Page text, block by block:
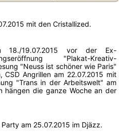
mit den Cristallized.
18./19.07.2015 vor der Ex-
"Plakat-Kreativ-
"Neuss ist schöner wie Paris"
Angrillen am 22.07.2015 mit
"Trans in der Arbeitswelt" am
hängen die ganze Woche an der
am 25.07.2015 im Djäzz.